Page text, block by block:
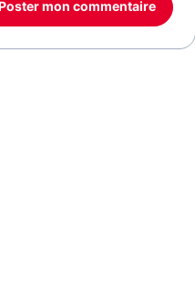
Poster mon commentaire